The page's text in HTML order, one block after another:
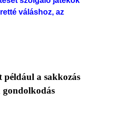
váláshoz, az
a sakkozás
gondolkodás